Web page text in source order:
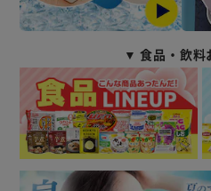
▼ 食品・飲料